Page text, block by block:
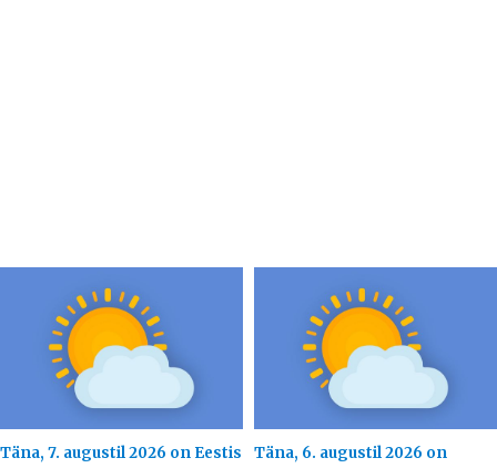
Täna, 7. augustil 2026 on Eestis
Täna, 6. augustil 2026 on